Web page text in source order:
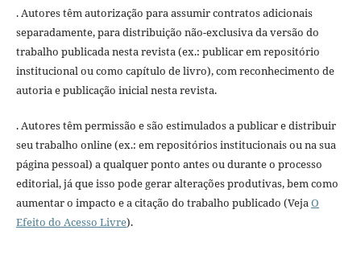
. Autores têm autorização para assumir contratos adicionais
separadamente, para distribuição não-exclusiva da versão do
trabalho publicada nesta revista (ex.: publicar em repositório
institucional ou como capítulo de livro), com reconhecimento de
autoria e publicação inicial nesta revista.
. Autores têm permissão e são estimulados a publicar e distribuir
seu trabalho online (ex.: em repositórios institucionais ou na sua
página pessoal) a qualquer ponto antes ou durante o processo
editorial, já que isso pode gerar alterações produtivas, bem como
aumentar o impacto e a citação do trabalho publicado (VejaO
Efeito do Acesso Livre).